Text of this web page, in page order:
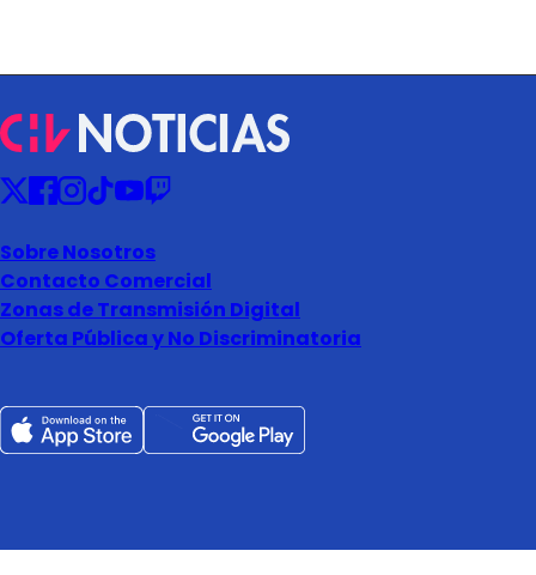
Sobre Nosotros
Contacto Comercial
Zonas de Transmisión Digital
Oferta Pública y No Discriminatoria